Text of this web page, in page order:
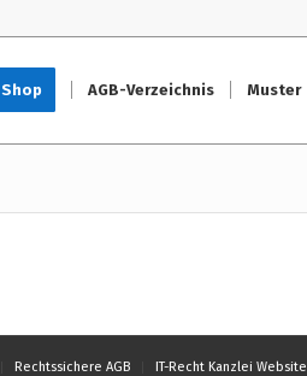
Shop AGB-Verzeichnis Muster
Rechtssichere AGB IT-Recht Kanzlei Website